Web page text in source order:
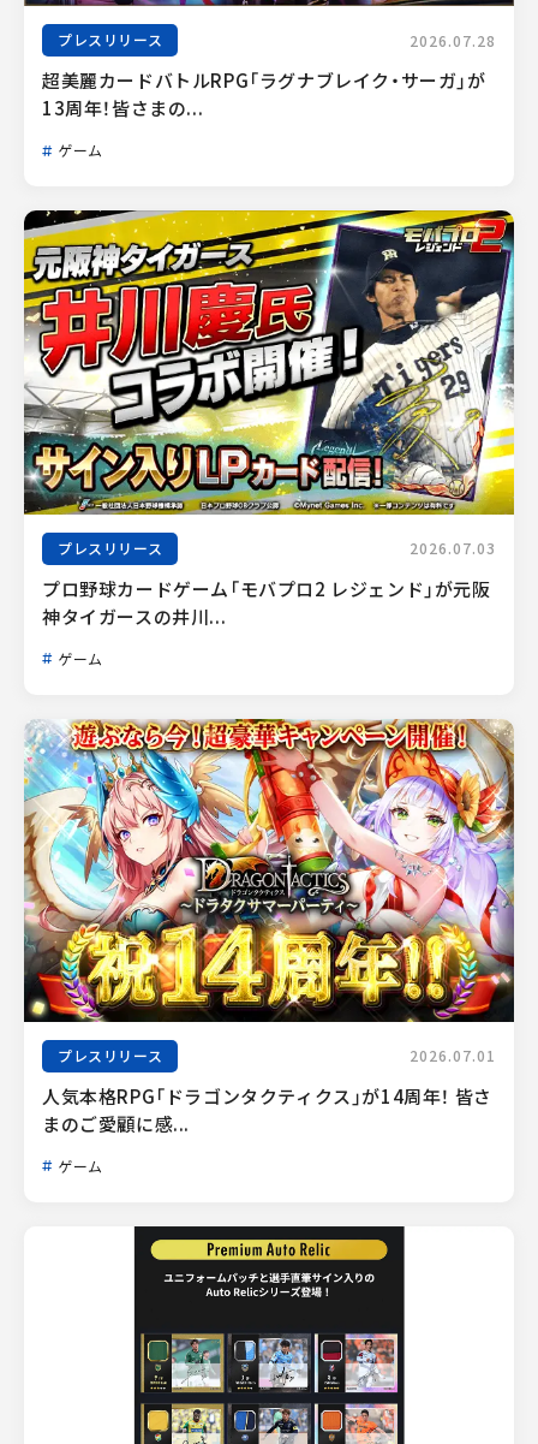
プレスリリース 2026.07.28
超美麗カードバトルRPG「ラグナブレイク・サーガ」が
13周年！皆さまの...
ゲーム
プレスリリース 2026.07.03
プロ野球カードゲーム「モバプロ2 レジェンド」が元阪
神タイガースの井川...
ゲーム
プレスリリース 2026.07.01
人気本格RPG「ドラゴンタクティクス」が14周年！ 皆さ
まのご愛顧に感...
ゲーム